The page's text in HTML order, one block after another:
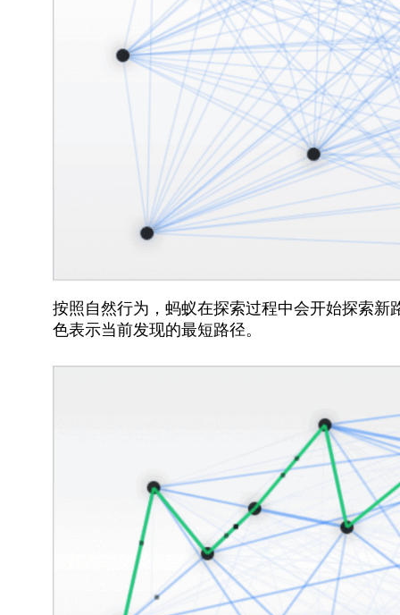
按照自然行为，蚂蚁在探索过程中会开始探索
色表示当前发现的最短路径。